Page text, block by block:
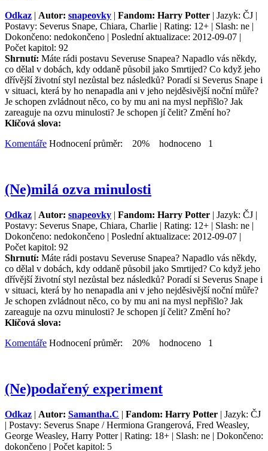
Odkaz | Autor: snapeovky | Fandom: Harry Potter | Jazyk: ČJ |
Postavy: Severus Snape, Chiara, Charlie | Rating: 12+ | Slash: ne |
Dokončeno: nedokončeno | Poslední aktualizace: 2012-09-07 |
Počet kapitol: 92
Shrnutí: Máte rádi postavu Severuse Snapea? Napadlo vás někdy,
co dělal v dobách, kdy oddaně působil jako Smrtijed? Co když jeho
dřívější životní styl nezůstal bez následků? Poradí si Severus Snape i
v situaci, která by ho nenapadla ani v jeho nejděsivější noční můře?
Je schopen zvládnout něco, co by mu ani na mysl nepřišlo? Jak
zareaguje na ozvu minulosti? Je schopen jí čelit? Změní ho?
Klíčová slova:
Komentáře Hodnocení průměr: 20% hodnoceno 1
(Ne)milá ozva minulosti
Odkaz | Autor: snapeovky | Fandom: Harry Potter | Jazyk: ČJ |
Postavy: Severus Snape, Chiara, Charlie | Rating: 12+ | Slash: ne |
Dokončeno: nedokončeno | Poslední aktualizace: 2012-09-07 |
Počet kapitol: 92
Shrnutí: Máte rádi postavu Severuse Snapea? Napadlo vás někdy,
co dělal v dobách, kdy oddaně působil jako Smrtijed? Co když jeho
dřívější životní styl nezůstal bez následků? Poradí si Severus Snape i
v situaci, která by ho nenapadla ani v jeho nejděsivější noční můře?
Je schopen zvládnout něco, co by mu ani na mysl nepřišlo? Jak
zareaguje na ozvu minulosti? Je schopen jí čelit? Změní ho?
Klíčová slova:
Komentáře Hodnocení průměr: 20% hodnoceno 1
(Ne)podařený experiment
Odkaz | Autor: Samantha.C | Fandom: Harry Potter | Jazyk: ČJ
| Postavy: Severus Snape / Hermiona Grangerová, Fred Weasley,
George Weasley, Harry Potter | Rating: 18+ | Slash: ne | Dokončeno:
dokončeno | Počet kapitol: 5